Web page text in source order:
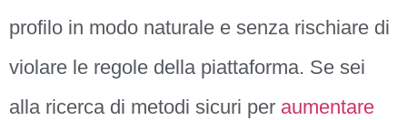
profilo in modo naturale e senza rischiare di
violare le regole della piattaforma. Se sei
alla ricerca di metodi sicuri per aumentare